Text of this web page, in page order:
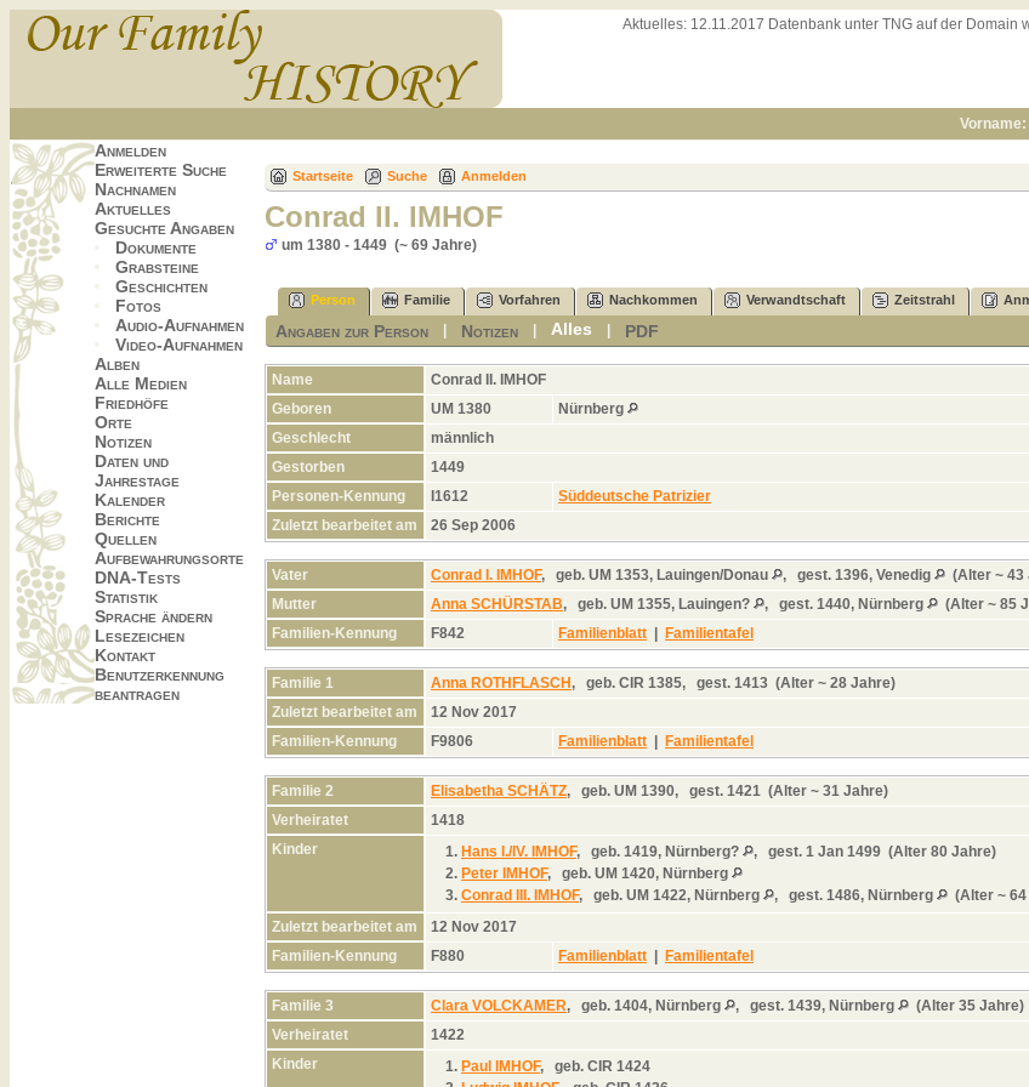
Aktuelles: 12.11.2017 Datenbank unter TNG auf der Domain
Vorname:
Anmelden
Erweiterte Suche
Nachnamen
Aktuelles
Gesuchte Angaben
Dokumente
Grabsteine
Geschichten
Fotos
Audio-Aufnahmen
Video-Aufnahmen
Alben
Alle Medien
Friedhöfe
Orte
Notizen
Daten und
Jahrestage
Kalender
Berichte
Quellen
Aufbewahrungsorte
DNA-Tests
Statistik
Sprache ändern
Lesezeichen
Kontakt
Benutzerkennung
beantragen
Startseite Suche Anmelden
Conrad II. IMHOF
um 1380 - 1449 (~ 69 Jahre)
Person Familie Vorfahren Nachkommen Verwandtschaft Zeitstrahl
Angaben zur Person Notizen |Alles PDF
Name Conrad II. IMHOF
Geboren
UM 1380
Nürnberg
Geschlecht
männlich
Gestorben
1449
Personen-Kennung
I1612
Süddeutsche Patrizier
Zuletzt bearbeitet am
26 Sep 2006
Vater Conrad I. IMHOF, geb. UM 1353, Lauingen/Donau , gest. 1396, Venedig
(Alter ~ 43
Mutter
Anna SCHÜRSTAB, geb. UM 1355, Lauingen? , gest. 1440, Nürnberg
(Alter ~ 85
Familien-Kennung
F842 Familienblatt | Familientafel
Familie 1 Anna ROTHFLASCH, geb. CIR 1385, gest. 1413 (Alter ~ 28 Jahre)
Zuletzt bearbeitet am
12 Nov 2017
Familien-Kennung
F9806 Familienblatt | Familientafel
Familie 2 Elisabetha SCHÄTZ, geb. UM 1390, gest. 1421 (Alter ~ 31 Jahre)
Verheiratet
1418
Kinder
1. Hans I./IV. IMHOF, geb. 1419, Nürnberg? , gest. 1 Jan 1499 (Alter 80 Jahre)
2. Peter IMHOF, geb. UM 1420, Nürnberg
3. Conrad III. IMHOF, geb. UM 1422, Nürnberg , gest. 1486, Nürnberg
(Alter ~
Zuletzt bearbeitet am
12 Nov 2017
Familien-Kennung
F880 Familienblatt | Familientafel
Familie 3 Clara VOLCKAMER, geb. 1404, Nürnberg , gest. 1439, Nürnberg
(Alter 35 Jahre)
Verheiratet
1422
Kinder
1. Paul IMHOF, geb. CIR 1424